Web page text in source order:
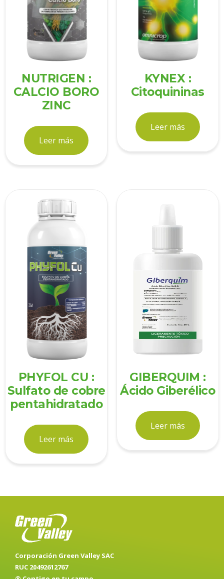
NUTRIGEN :
CALCIO BORO
ZINC
Leer más
KYNEX :
Citoquininas
Leer más
PHYFOL CU :
Sulfato de cobre
pentahidratado
Leer más
GIBERQUIM :
Ácido Giberélico
Leer más
Corporación Green Valley SAC
RUC 20492612767